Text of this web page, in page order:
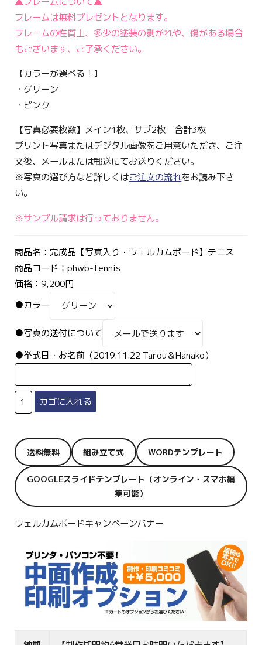
フレームは無料プレゼントとなります。
フレームの性質上、多少の塗装の剥がれや、傷がある場合
もございます、ご了承ください。
【カラーが選べる！】
・グリーン
・ピンク
【写真必要枚数】メイン1枚、サブ2枚 合計3枚
プリント写真またはデジタル画像をご用意いただき、ご注
文後、メールまたは郵送にてお送りください。
※写真の選び方など詳しくはご注文の流れをお読み下さ
い。
※サンプル請求は行っておりません。
商品名：完成品【写真入り・ウェルカムボード】テニス
商品コード：phwb-tennis
価格：9,200円
●カラー
●写真の送付について
●挙式日・お名前（2019.11.22 Tarou＆Hanako）
送料無料 組み立て式 WORDテンプレート
GOOGLEスライドテンプレート（オンライン・スマホ編
集可能）
ウェルカムボードキャンペーンバナー